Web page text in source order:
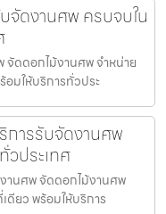
จัดงานศพ ครบจบใน
จัดดอกไม้งานศพ จำหน่าย
อมให้บริการทั่วประ
การรับจัดงานศพ
วประเทศ
านศพ จัดดอกไม้งานศพ
ดียว พร้อมให้บริการ